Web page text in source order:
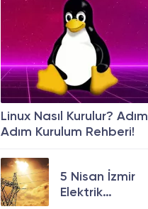
Linux Nasıl Kurulur? Adım
Adım Kurulum Rehberi!
5 Nisan İzmir
Elektrik